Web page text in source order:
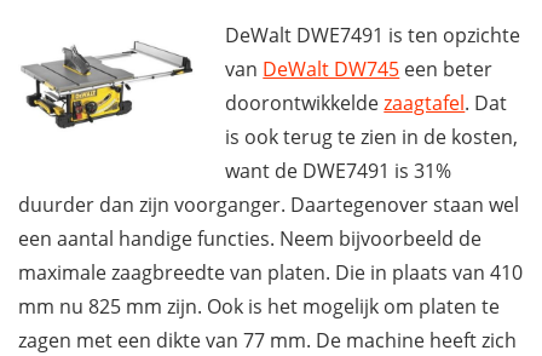
DeWalt DWE7491 is ten opzichte
van DeWalt DW745 een beter
doorontwikkeldezaagtafel. Dat
is ook terug te zien in de kosten,
want de DWE7491 is 31%
duurder dan zijn voorganger. Daartegenover staan wel
een aantal handige functies. Neem bijvoorbeeld de
maximale zaagbreedte van platen. Die in plaats van 410
mm nu 825 mm zijn. Ook is het mogelijk om platen te
zagen met een dikte van 77 mm. De machine heeft zich